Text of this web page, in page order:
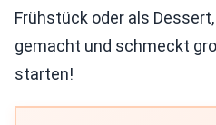
Frühstück oder als
gemacht und schmeckt
starten!